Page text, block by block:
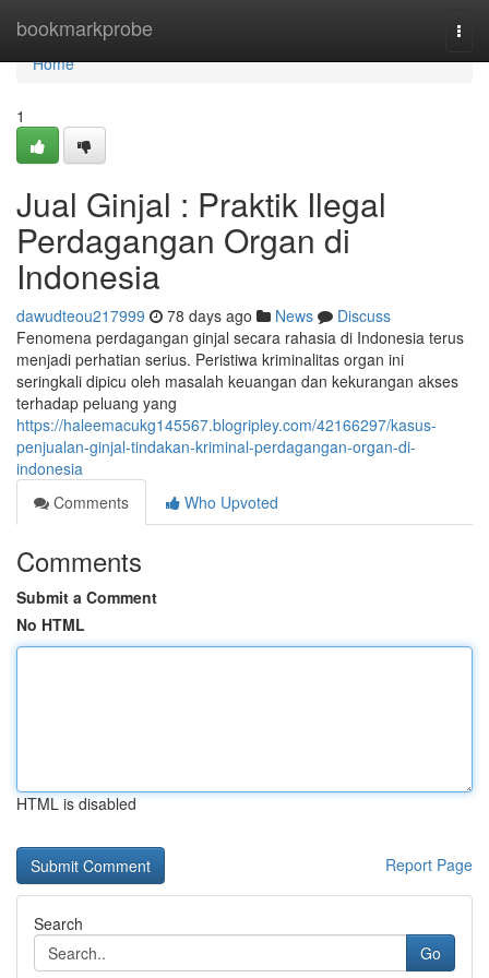
bookmarkprobe
Home
Home
1
Jual Ginjal : Praktik Ilegal
Perdagangan Organ di
Indonesia
dawudteou217999 78 days ago News
Discuss
Fenomena perdagangan ginjal secara rahasia di Indonesia terus
menjadi perhatian serius. Peristiwa kriminalitas organ ini
seringkali dipicu oleh masalah keuangan dan kekurangan akses
terhadap peluang yang
https://haleemacukg145567.blogripley.com/42166297/kasus-
penjualan-ginjal-tindakan-kriminal-perdagangan-organ-di-
indonesia
Comments
Who Upvoted
Comments
Submit a Comment
No HTML
HTML is disabled
Report Page
Search
Go